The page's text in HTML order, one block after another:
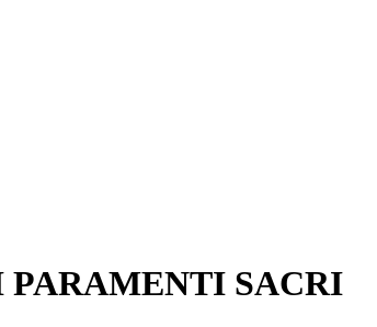
PARAMENTI SACRI